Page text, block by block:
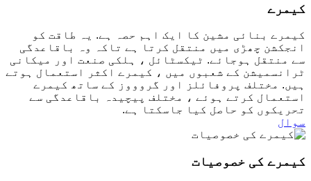
کیمرے
کیمرے بنائی مشین کا ایک اہم حصہ ہے. یہ طاقت کو
انجکشن چھڑی میں منتقل کرتا ہے تاکہ وہ باقاعدگی
سے منتقل ہوجائے. ٹیکسٹائل ، ہلکی صنعت اور میکانی
ٹرانسمیشن کے شعبوں میں ، کیمرے اکثر استعمال ہوتے
ہیں. مختلف پروفائلز اور گروووز کے ساتھ کیمرے
استعمال کرتے ہوئے ، مختلف پیچیدہ باقاعدگی سے
تحریکوں کو حاصل کیا جاسکتا ہے.
سوال
کیمرے کی خصوصیات